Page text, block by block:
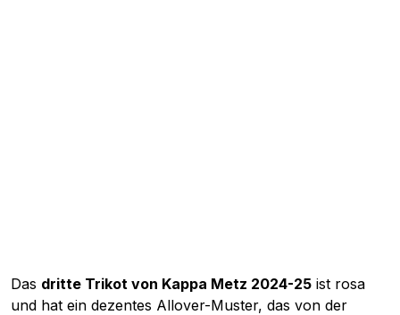
Das dritte Trikot von Kappa Metz 2024-25 ist rosa
und hat ein dezentes Allover-Muster, das von der